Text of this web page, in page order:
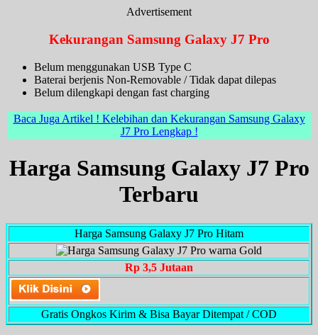
Advertisement
Kekurangan Samsung Galaxy J7 Pro
Belum menggunakan USB Type C
Baterai berjenis Non-Removable / Tidak dapat dilepas
Belum dilengkapi dengan fast charging
Baca Juga Artikel ! Kelebihan dan Kekurangan Samsung Galaxy
J7 Pro Lengkap !
Harga Samsung Galaxy J7 Pro
Terbaru
Harga Samsung Galaxy J7 Pro Hitam
Rp 3,5 Jutaan
Gratis Ongkos Kirim & Bisa Bayar Ditempat / COD